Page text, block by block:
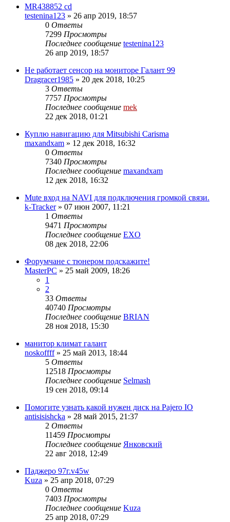
MR438852 cd
testenina123 » 26 апр 2019, 18:57
0 Ответы
7299 Просмотры
Последнее сообщение testenina123
26 апр 2019, 18:57
Не работает сенсор на мониторе Галант 99
Dragracer1985 » 20 дек 2018, 10:25
3 Ответы
7757 Просмотры
Последнее сообщение mek
22 дек 2018, 01:21
Куплю навигацию для Mitsubishi Carisma
maxandxam » 12 дек 2018, 16:32
0 Ответы
7340 Просмотры
Последнее сообщение maxandxam
12 дек 2018, 16:32
Mute вход на NAVI для подключения громкой связи.
k-Tracker» 07 июн 2007, 11:21
1 Ответы
9471 Просмотры
Последнее сообщение EXO
08 дек 2018, 22:06
Форумчане с тюнером подскажите!
MasterPC » 25 май 2009, 18:26
1
2
33 Ответы
40740 Просмотры
Последнее сообщение BRIAN
28 ноя 2018, 15:30
манитор климат галант
noskoffff» 25 май 2013, 18:44
5 Ответы
12518 Просмотры
Последнее сообщение Selmash
19 сен 2018, 09:14
Помогите узнать какой нужен диск на Pajero IO
antisisishcka » 28 май 2015, 21:37
2 Ответы
11459 Просмотры
Последнее сообщение Янковский
22 авг 2018, 12:49
Паджеро 97г.v45w
Kuza » 25 апр 2018, 07:29
0 Ответы
7403 Просмотры
Последнее сообщение Kuza
25 апр 2018, 07:29